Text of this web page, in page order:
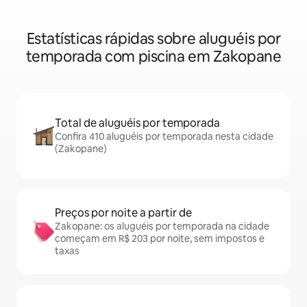
Estatísticas rápidas sobre aluguéis por
temporada com piscina em Zakopane
Total de aluguéis por temporada
Confira 410 aluguéis por temporada nesta cidade
(Zakopane)
Preços por noite a partir de
Zakopane: os aluguéis por temporada na cidade
começam em R$ 203 por noite, sem impostos e
taxas